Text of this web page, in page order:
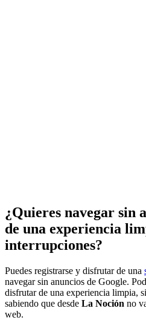
¿Quieres navegar sin
de una experiencia
interrupciones?
Puedes registrarse y disfrutar de una
navegar sin anuncios de Google.
disfrutar de una experiencia limpia,
sabiendo que desde La Noción no
web.